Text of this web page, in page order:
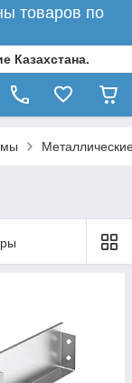
товаров по
Казахстана.